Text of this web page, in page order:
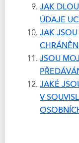
JAK
ÚDAJE
JAK
JSOU
JAKÉ
V